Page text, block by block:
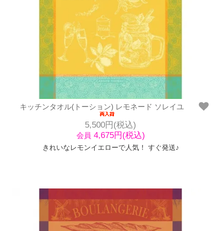
キッチンタオル(トーション) レモネード ソレイユ
5,500円(税込)
会員 4,675円(税込)
きれいなレモンイエローで人気！ すぐ発送♪